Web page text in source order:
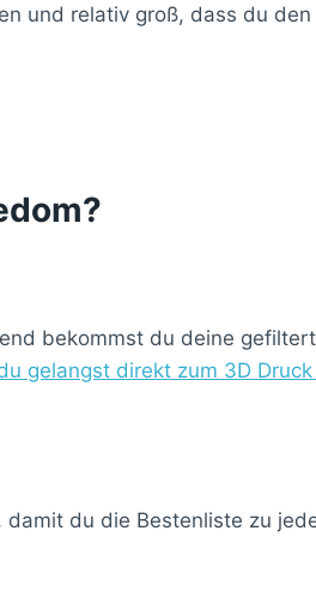
und relativ groß, dass du
bekommst du deine
gelangst direkt zum 3D
du die Bestenliste zu